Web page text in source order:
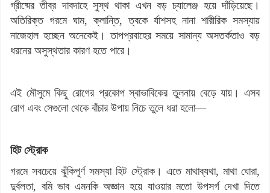
গ্রীষ্মের তীব্র দাবদাহে সুস্থ থাকা এখন বড় চ্যালেঞ্জ হয়ে দাঁড়িয়েছে।
অতিরিক্ত গরমে ঘাম, ক্লান্তি, ত্বকে র্যাশসহ নানা শারীরিক সমস্যায়
নাজেহাল হচ্ছেন অনেকেই। তাপপ্রবাহের সময়ে সামান্য অসতর্কতাও বড়
ধরনের অসুস্থতার কারণ হতে পারে।
এই মৌসুমে কিছু রোগের প্রকোপ স্বাভাবিকের তুলনায় বেড়ে যায়। এসব
রোগ এবং সেগুলো থেকে বাঁচার উপায় নিচে তুলে ধরা হলো—
হিট স্ট্রোক
গরমে সবচেয়ে ঝুঁকিপূর্ণ সমস্যা হিট স্ট্রোক। এতে মাথাব্যথা, মাথা ঘোরা,
দুর্বলতা, বমি ভাব এমনকি অজ্ঞান হয়ে যাওয়ার মতো উপসর্গ দেখা দিতে